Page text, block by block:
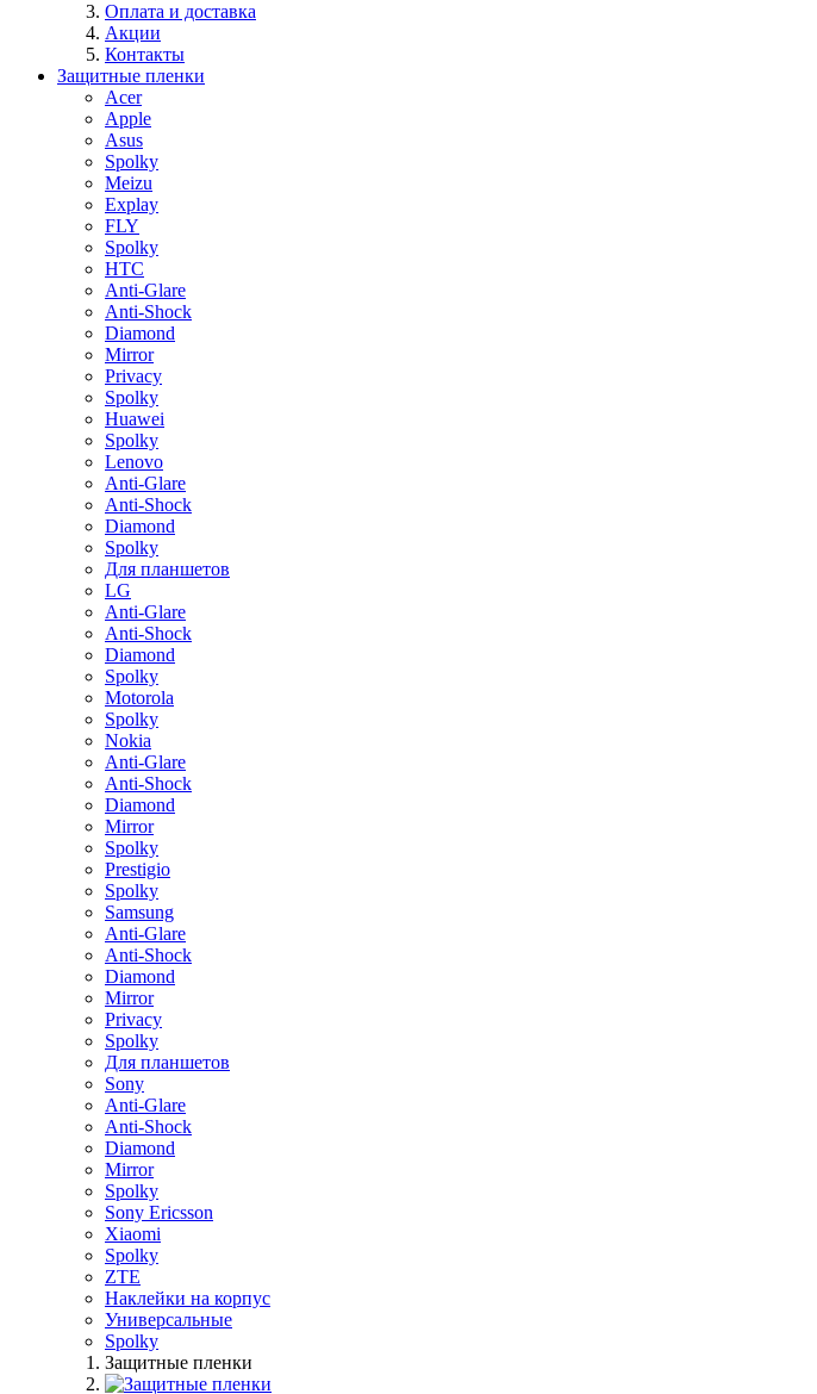
Оплата и доставка
Акции
Контакты
Защитные пленки
Acer
Apple
Asus
Spolky
Meizu
Explay
FLY
Spolky
HTC
Anti-Glare
Anti-Shock
Diamond
Mirror
Privacy
Spolky
Huawei
Spolky
Lenovo
Anti-Glare
Anti-Shock
Diamond
Spolky
Для планшетов
LG
Anti-Glare
Anti-Shock
Diamond
Spolky
Motorola
Spolky
Nokia
Anti-Glare
Anti-Shock
Diamond
Mirror
Spolky
Prestigio
Spolky
Samsung
Anti-Glare
Anti-Shock
Diamond
Mirror
Privacy
Spolky
Для планшетов
Sony
Anti-Glare
Anti-Shock
Diamond
Mirror
Spolky
Sony Ericsson
Xiaomi
Spolky
ZTE
Наклейки на корпус
Универсальные
Spolky
Защитные пленки